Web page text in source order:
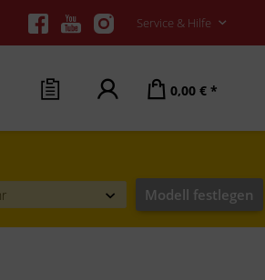
Service & Hilfe
0,00 € *
Modell festlegen